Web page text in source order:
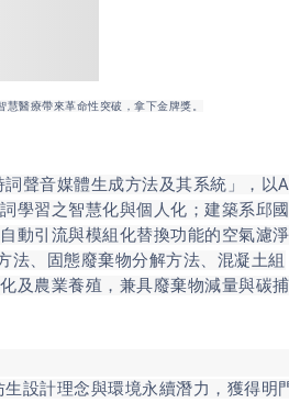
醫療帶來革命性突破，拿下金牌獎。
聲音媒體生成方法及其系統」，以
學習之智慧化與個人化；建築系邱國
動引流與模組化替換功能的空氣濾淨
法、固態廢棄物分解方法、混凝土組
及農業養殖，兼具廢棄物減量與碳捕
設計理念與環境永續潛力，獲得明